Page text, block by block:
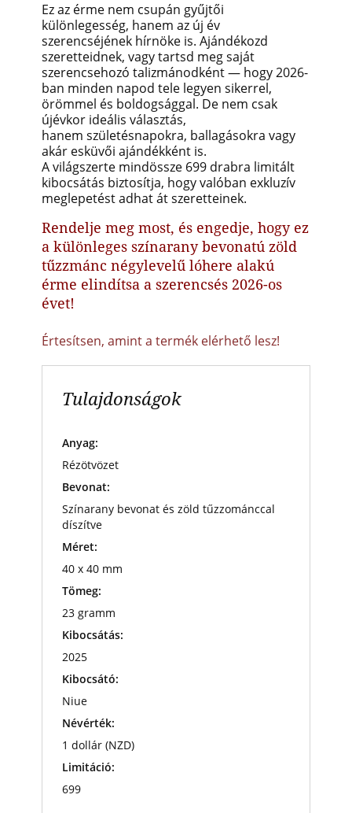
Ez az érme nem csupán gyűjtői
különlegesség, hanem az új év
szerencséjének hírnöke is. Ajándékozd
szeretteidnek, vagy tartsd meg saját
szerencsehozó talizmánodként — hogy 2026-
ban minden napod tele legyen sikerrel,
örömmel és boldogsággal. De nem csak
újévkor ideális választás,
hanem születésnapokra, ballagásokra vagy
akár esküvői ajándékként is.
A világszerte mindössze 699 drabra limitált
kibocsátás biztosítja, hogy valóban exkluzív
meglepetést adhat át szeretteinek.
Rendelje meg most, és engedje, hogy ez
a különleges színarany bevonatú zöld
tűzzmánc négylevelű lóhere alakú
érme elindítsa a szerencsés 2026-os
évet!
Értesítsen, amint a termék elérhető lesz!
Tulajdonságok
Anyag:
Rézötvözet
Bevonat:
Színarany bevonat és zöld tűzzománccal
díszítve
Méret:
40 x 40 mm
Tömeg:
23 gramm
Kibocsátás:
2025
Kibocsátó:
Niue
Névérték:
1 dollár (NZD)
Limitáció:
699